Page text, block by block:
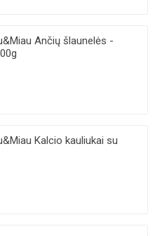
Ančių šlaunelės -
Kalcio kauliukai su